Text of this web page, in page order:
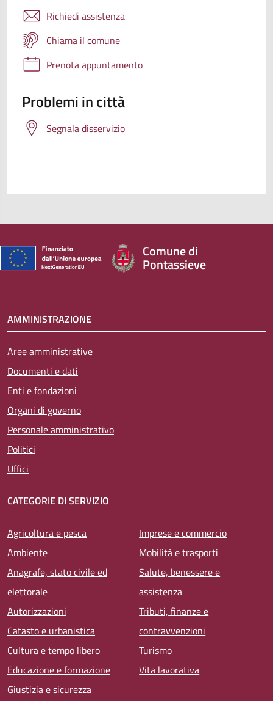
Richiedi assistenza
Chiama il comune
Prenota appuntamento
Problemi in città
Segnala disservizio
Comune di
Pontassieve
AMMINISTRAZIONE
Aree amministrative
Documenti e dati
Enti e fondazioni
Organi di governo
Personale amministrativo
Politici
Uffici
CATEGORIE DI SERVIZIO
Agricoltura e pesca
Ambiente
Anagrafe, stato civile ed
elettorale
Autorizzazioni
Catasto e urbanistica
Cultura e tempo libero
Educazione e formazione
Giustizia e sicurezza
Imprese e commercio
Mobilità e trasporti
Salute, benessere e
assistenza
Tributi, finanze e
contravvenzioni
Turismo
Vita lavorativa